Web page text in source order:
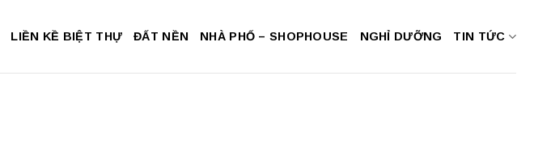
LIỀN KỀ BIỆT THỰ ĐẤT NỀN NHÀ PHỐ – SHOPHOUSE NGHỈ DƯỠNG TIN TỨC